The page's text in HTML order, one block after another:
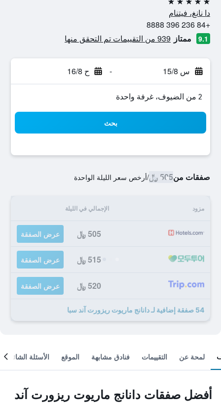
5 نجوم
دا نانغ، فيتنام
+84 236 396 8888
9.1 ممتاز 939 من التقييمات تم التحقق منها
س 15/8 - ح 16/8
2 من الضيوف، غرفة واحدة
بحث
صفقات من505 ﷼ /أرخص سعر الليلة الواحدة
مزود الإجمالي في الليلة
505 ﷼ عرض الصفقة
515 ﷼ عرض الصفقة
520 ﷼ عرض الصفقة
54 صفقة إضافية لـ دانانج ماريوت ريزورت آند سبا
لمحة عن التقييمات فنادق مشابهة الموقع الأسئلة الشائعة
أفضل صفقات دانانج ماريوت ريزورت آند